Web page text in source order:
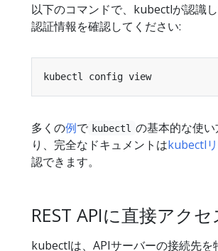
以下のコマンドで、kubectlが認識
認証情報を確認してください:
多くの例で kubectl の基本的な使
り、完全なドキュメントはkubectl
認できます。
REST APIに直接アク
kubectlは、APIサーバーの接続先を